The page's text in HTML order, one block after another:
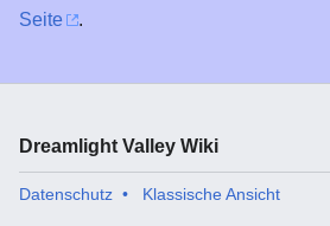
Seite
.
Dreamlight Valley Wiki
Datenschutz Klassische Ansicht